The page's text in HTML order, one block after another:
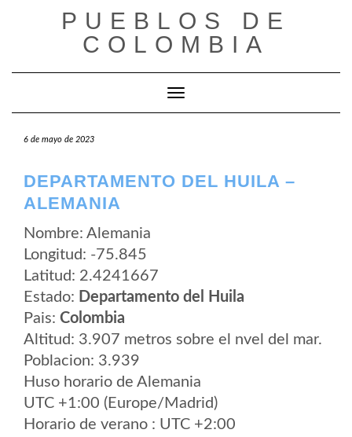
PUEBLOS DE
COLOMBIA
Cambiar modo de navegación
6 de mayo de 2023
DEPARTAMENTO DEL HUILA –
ALEMANIA
Nombre: Alemania
Longitud: -75.845
Latitud: 2.4241667
Estado: Departamento del Huila
Pais: Colombia
Altitud: 3.907 metros sobre el nvel del mar.
Poblacion: 3.939
Huso horario de Alemania
UTC +1:00 (Europe/Madrid)
Horario de verano : UTC +2:00